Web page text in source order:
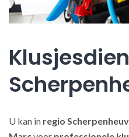
U kan in regio